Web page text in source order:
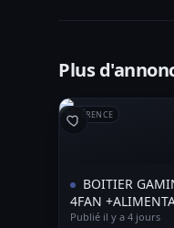
Plus
RÉFÉRENCE
BOITIER
4FAN
ARGB
Publié il y a 4 jours